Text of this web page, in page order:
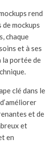
rend
mockups
chaque
et à ses
la portée de
clé dans le
et de
et
en